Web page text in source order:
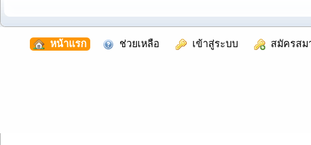
หน้าแรก ช่วยเหลือ เข้าสู่ระบบ สมัครสม